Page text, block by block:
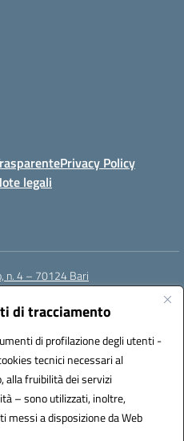
di tracciamento
di profilazione degli utenti -
tecnici necessari al
fruibilità dei servizi
– sono utilizzati, inoltre,
a disposizione da Web
Privacy Policy
legali
n. 4 – 70124 Bari
(IPA): istsc_bapc150004